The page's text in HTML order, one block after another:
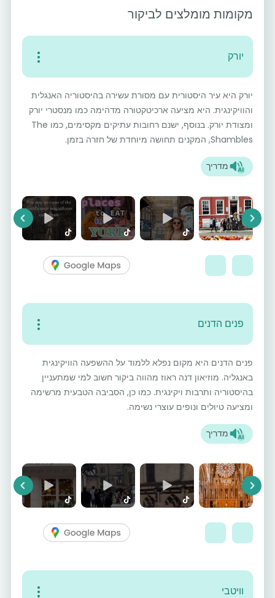
מקומות מומלצים לביקור
יורק
יורק היא עיר היסטורית עם מסורת עשירה בהיסטוריה האנגלית
והוויקינגית. היא מציעה ארכיטקטורה מדהימה כמו מנסטרי יורק
ומצודת יורק. בנוסף, ישנם רחובות עתיקים מקסימים, כמו The
Shambles, המקנים תחושה מיוחדת של חזרה בזמן.
מדריך
Next
פנים הדנים
פנים הדנים היא מקום נפלא ללמוד על ההשפעה הוויקינגית
באנגליה. מוזיאון דנה ראוז מהווה ביקור חשוב למי שמתעניין
בהיסטוריה ותרבות ויקינגית. כמו כן, הסביבה הטבעית מרשימה
ומציעה טיולים ונופים עוצרי נשימה.
מדריך
Next
וויטבי